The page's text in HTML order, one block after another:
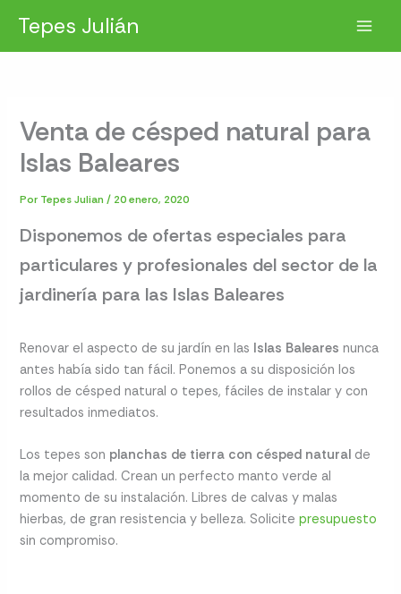
contenido
Tepes Julián
Venta de césped natural para
Islas Baleares
Por Tepes Julian/ 20 enero, 2020
Disponemos de ofertas especiales para
particulares y profesionales del sector de la
jardinería para las Islas Baleares
Renovar el aspecto de su jardín en las Islas Baleares nunca
antes había sido tan fácil. Ponemos a su disposición los
rollos de césped natural o tepes, fáciles de instalar y con
resultados inmediatos.
Los tepes son planchas de tierra con césped natural de
la mejor calidad. Crean un perfecto manto verde al
momento de su instalación. Libres de calvas y malas
hierbas, de gran resistencia y belleza. Solicitepresupuesto
sin compromiso.